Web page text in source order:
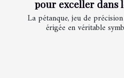
pour exceller dans
La pétanque, jeu de
érigée en véritable